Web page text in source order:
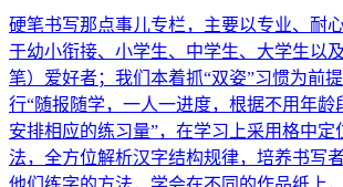
硬笔书写那点事儿专栏，主要以专业、耐
于幼小衔接、小学生、中学生、大学生以
笔）爱好者；我们本着抓“双姿”习惯为前
行“随报随学，一人一进度，根据不用年龄
安排相应的练习量”，在学习上采用格中定
法，全方位解析汉字结构规律，培养书写